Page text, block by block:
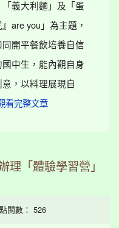
義大利麵」及「蛋
are you」為主題，
開平餐飲培養自信
中生，能內觀自身
，以料理展現自
看完整文章
理「體驗學習營」
閱數： 526